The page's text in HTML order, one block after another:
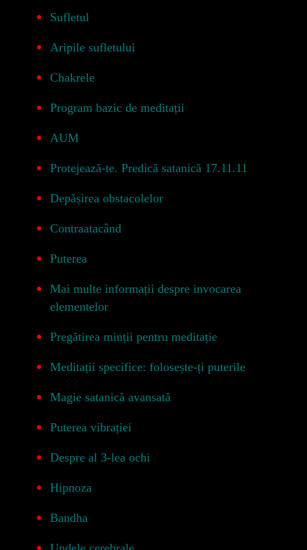
Sufletul
Aripile sufletului
Chakrele
Program bazic de meditații
AUM
Protejează-te. Predică satanică 17.11.11
Depășirea obstacolelor
Contraatacând
Puterea
Mai multe informații despre invocarea
elementelor
Pregătirea minții pentru meditație
Meditații specifice: folosește-ți puterile
Magie satanică avansată
Puterea vibrației
Despre al 3-lea ochi
Hipnoza
Bandha